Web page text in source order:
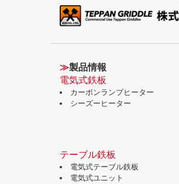
≫製品情報
電気式鉄板
カーボンランプヒーター
シーズーヒーター
テーブル鉄板
電気式テーブル鉄板
電気式ユニット